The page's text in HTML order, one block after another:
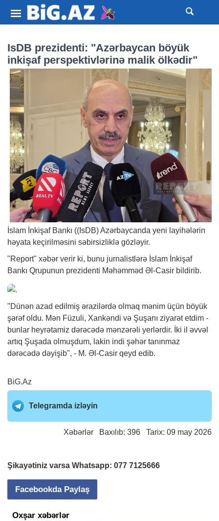
IsDB prezidenti: "Azərbaycan böyük
inkişaf perspektivlərinə malik ölkədir"
İslam İnkişaf Bankı ((IsDB) Azərbaycanda yeni layihələrin
həyata keçirilməsini səbirsizliklə gözləyir.
"Report" xəbər verir ki, bunu jurnalistlərə İslam İnkişaf
Bankı Qrupunun prezidenti Məhəmməd Əl-Casir bildirib.
"Dünən azad edilmiş ərazilərdə olmaq mənim üçün böyük
şərəf oldu. Mən Füzuli, Xankəndi və Şuşanı ziyarət etdim -
bunlar heyrətamiz dərəcədə mənzərəli yerlərdir. İki il əvvəl
artıq Şuşada olmuşdum, lakin indi şəhər tanınmaz
dərəcədə dəyişib", - M. Əl-Casir qeyd edib.
BiG.Az
Telegramda izləyin
Xəbərlər Baxılıb: 396 Tarix: 09 may 2026
Şikayətiniz varsa Whatsapp: 077 7125666
Facebookda Paylaş
Oxşar xəbərlər